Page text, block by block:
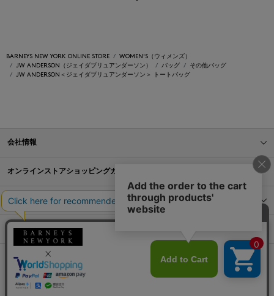
BARNEYS NEW YORK ONLINE STORE
WOMEN'S（ウィメンズ）
JW ANDERSON（ジェイダブリュアンダーソン）
バッグ
その他バッグ
JW ANDERSON＜ジェイダブリュアンダーソン＞ トートバッグ
会社情報
オンラインストアショッピングガイド
店舗情報
サービス
BLOG